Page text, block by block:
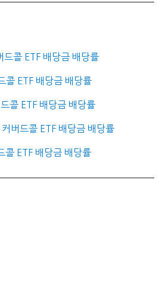
콜 ETF 배당금 배당률
콜 ETF 배당금 배당률
콜 ETF 배당금 배당률
버드콜 ETF 배당금 배당률
ETF 배당금 배당률